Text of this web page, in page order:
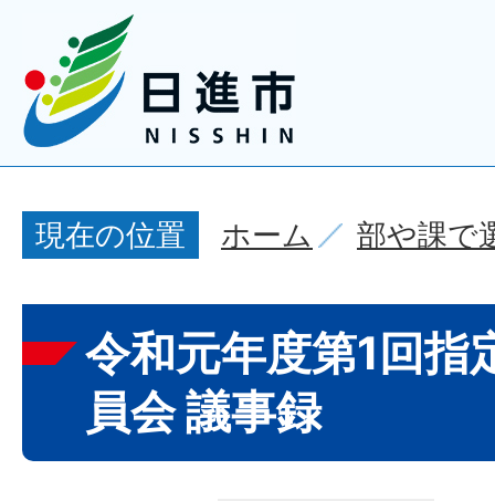
現在の位置 ホーム 部や課で
令和元年度第1回指
員会 議事録